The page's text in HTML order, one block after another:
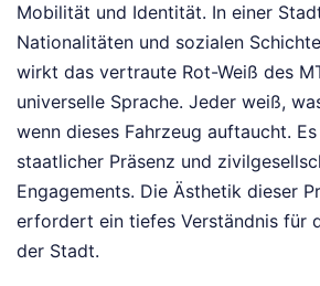
Mobilität und Identität. In einer
Nationalitäten und sozialen
wirkt das vertraute Rot-Weiß des
universelle Sprache. Jeder weiß,
wenn dieses Fahrzeug auftaucht.
staatlicher Präsenz und
Engagements. Die Ästhetik dieser
erfordert ein tiefes Verständnis für
der Stadt.